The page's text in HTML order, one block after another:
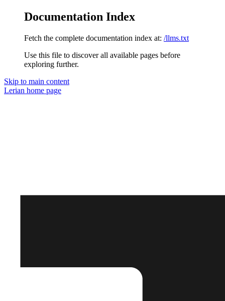
Documentation Index
Fetch the complete documentation index at: /llms.txt
Use this file to discover all available pages before
exploring further.
Skip to main content
Lerian home page